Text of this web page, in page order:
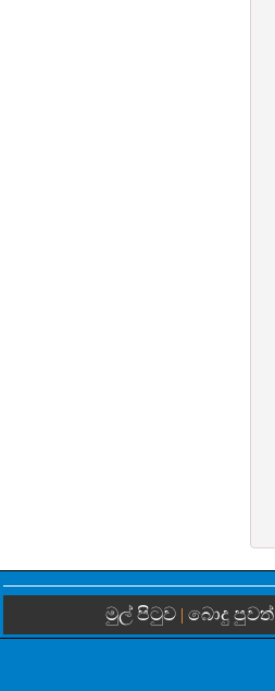
මුල් පිටුව | බොදු පුවත්